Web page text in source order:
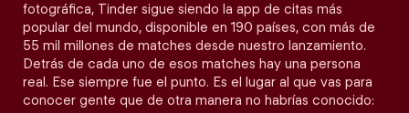
fotográfica, Tinder sigue siendo la app de citas más
popular del mundo, disponible en 190 países, con más de
55 mil millones de matches desde nuestro lanzamiento.
Detrás de cada uno de esos matches hay una persona
real. Ese siempre fue el punto. Es el lugar al que vas para
conocer gente que de otra manera no habrías conocido: